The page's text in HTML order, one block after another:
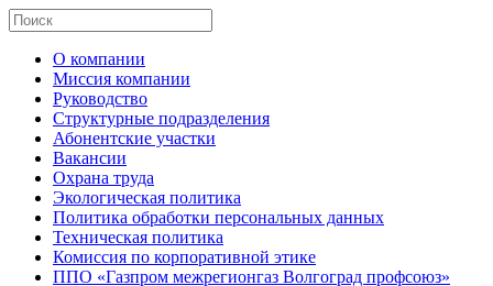
О компании
Миссия компании
Руководство
Структурные подразделения
Абонентские участки
Вакансии
Охрана труда
Экологическая политика
Политика обработки персональных данных
Техническая политика
Комиссия по корпоративной этике
ППО «Газпром межрегионгаз Волгоград профсоюз»